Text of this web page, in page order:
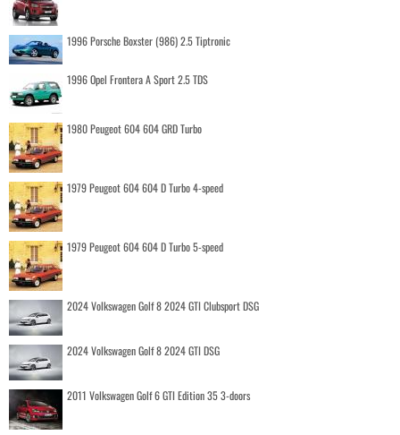
1996 Porsche Boxster (986) 2.5 Tiptronic
1996 Opel Frontera A Sport 2.5 TDS
1980 Peugeot 604 604 GRD Turbo
1979 Peugeot 604 604 D Turbo 4-speed
1979 Peugeot 604 604 D Turbo 5-speed
2024 Volkswagen Golf 8 2024 GTI Clubsport DSG
2024 Volkswagen Golf 8 2024 GTI DSG
2011 Volkswagen Golf 6 GTI Edition 35 3-doors